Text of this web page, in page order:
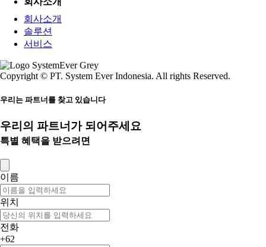
회사소개
솔루션
서비스
Copyright © PT. System Ever Indonesia. All rights Reserved.
우리는 파트너를 찾고 있습니다
우리의 파트너가 되어주세요
특별 혜택을 받으려면
이름
위치
전화
+62